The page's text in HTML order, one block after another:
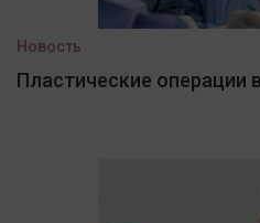
Новость
Пластические операции